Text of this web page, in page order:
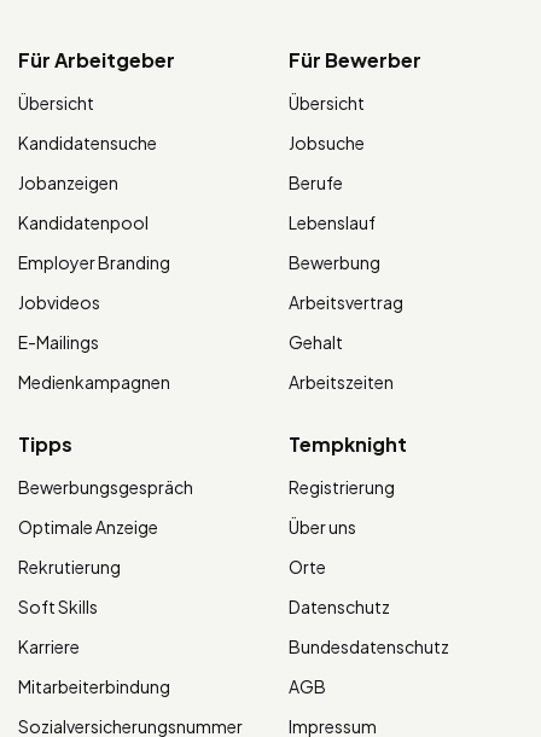
Für Arbeitgeber
Übersicht
Kandidatensuche
Jobanzeigen
Kandidatenpool
Employer Branding
Jobvideos
E-Mailings
Medienkampagnen
Für Bewerber
Übersicht
Jobsuche
Berufe
Lebenslauf
Bewerbung
Arbeitsvertrag
Gehalt
Arbeitszeiten
Tipps
Bewerbungsgespräch
Optimale Anzeige
Rekrutierung
Soft Skills
Karriere
Mitarbeiterbindung
Sozialversicherungsnummer
Tempknight
Registrierung
Über uns
Orte
Datenschutz
Bundesdatenschutz
AGB
Impressum